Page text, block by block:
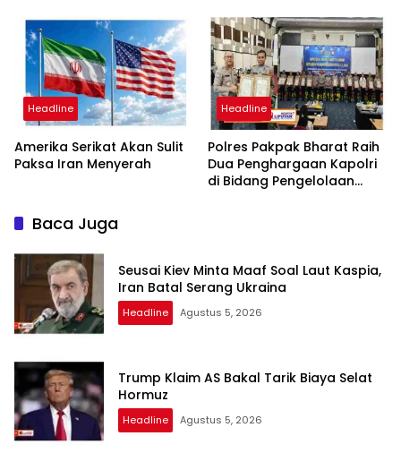
Minta Proses Transparan
dan Bebas Intervensi
Headline
Amerika Serikat Akan Sulit
Paksa Iran Menyerah
Headline
Polres Pakpak Bharat Raih
Dua Penghargaan Kapolri
di Bidang Pengelolaan
Baca Juga
Seusai Kiev Minta Maaf Soal Laut Kaspia,
Iran Batal Serang Ukraina
Headline Agustus 5, 2026
Trump Klaim AS Bakal Tarik Biaya Selat
Hormuz
Headline Agustus 5, 2026